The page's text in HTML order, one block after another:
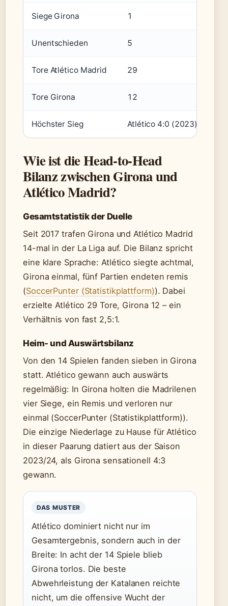
Siege Girona 1
Unentschieden 5
Tore Atlético Madrid 29
Tore Girona 12
Höchster Sieg Atlético 4:0 (2023)
Wie ist die Head-to-Head
Bilanz zwischen Girona und
Atlético Madrid?
Gesamtstatistik der Duelle
Seit 2017 trafen Girona und Atlético Madrid
14-mal in der La Liga auf. Die Bilanz spricht
eine klare Sprache: Atlético siegte achtmal,
Girona einmal, fünf Partien endeten remis
(SoccerPunter (Statistikplattform)). Dabei
erzielte Atlético 29 Tore, Girona 12 – ein
Verhältnis von fast 2,5:1.
Heim- und Auswärtsbilanz
Von den 14 Spielen fanden sieben in Girona
statt. Atlético gewann auch auswärts
regelmäßig: In Girona holten die Madrilenen
vier Siege, ein Remis und verloren nur
einmal (SoccerPunter (Statistikplattform)).
Die einzige Niederlage zu Hause für Atlético
in dieser Paarung datiert aus der Saison
2023/24, als Girona sensationell 4:3
gewann.
DAS MUSTER
Atlético dominiert nicht nur im
Gesamtergebnis, sondern auch in der
Breite: In acht der 14 Spiele blieb
Girona torlos. Die beste
Abwehrleistung der Katalanen reichte
nicht, um die offensive Wucht der